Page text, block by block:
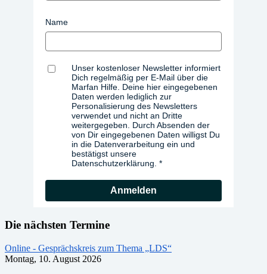
Name
Unser kostenloser Newsletter informiert
Dich regelmäßig per E-Mail über die
Marfan Hilfe. Deine hier eingegebenen
Daten werden lediglich zur
Personalisierung des Newsletters
verwendet und nicht an Dritte
weitergegeben. Durch Absenden der
von Dir eingegebenen Daten willigst Du
in die Datenverarbeitung ein und
bestätigst unsere
Datenschutzerklärung.
Anmelden
Die nächsten Termine
Online - Gesprächskreis zum Thema „LDS“
Montag, 10. August 2026